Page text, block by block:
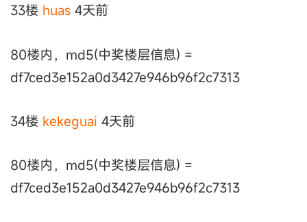
33楼 huas 4天前
80楼内，md5(中奖楼层信息) =
df7ced3e152a0d3427e946b96f2c7313
34楼 kekeguai 4天前
80楼内，md5(中奖楼层信息) =
df7ced3e152a0d3427e946b96f2c7313